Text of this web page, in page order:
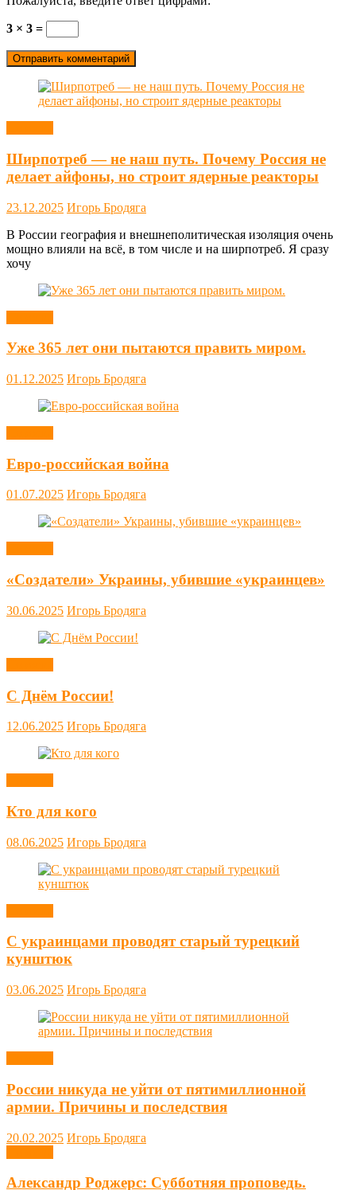
3 × 3 =
Ширпотреб — не наш путь. Почему Россия не
делает айфоны, но строит ядерные реакторы
23.12.2025 Игорь Бродяга
В России география и внешнеполитическая изоляция очень
мощно влияли на всё, в том числе и на ширпотреб. Я сразу
хочу
Уже 365 лет они пытаются править миром.
01.12.2025 Игорь Бродяга
Евро-российская война
01.07.2025 Игорь Бродяга
«Создатели» Украины, убившие «украинцев»
30.06.2025 Игорь Бродяга
С Днём России!
12.06.2025 Игорь Бродяга
Кто для кого
08.06.2025 Игорь Бродяга
С украинцами проводят старый турецкий
кунштюк
03.06.2025 Игорь Бродяга
России никуда не уйти от пятимиллионной
армии. Причины и последствия
20.02.2025 Игорь Бродяга
Александр Роджерс: Субботняя проповедь.